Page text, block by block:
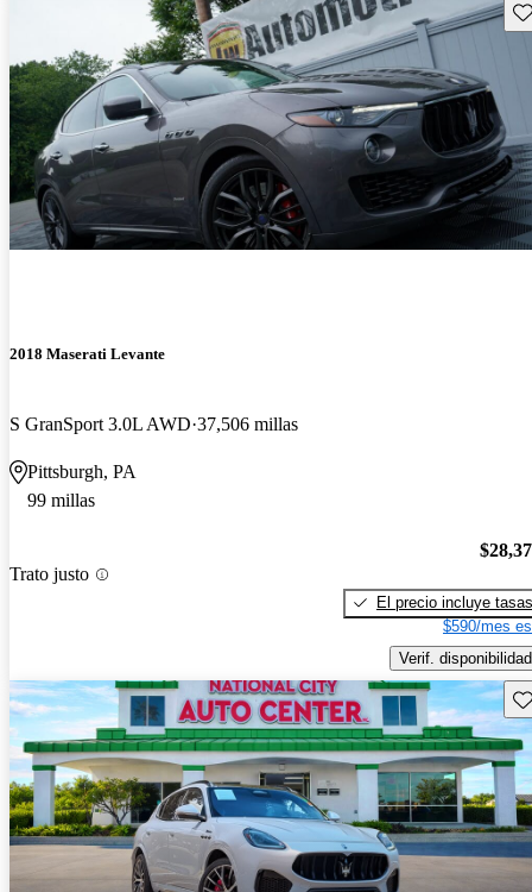
2018 Maserati Levante
S GranSport 3.0L AWD 37,506 millas
Pittsburgh, PA
99 millas
Trato justo
El precio incluye tasas
$590/mes
Verif. disponibilidad